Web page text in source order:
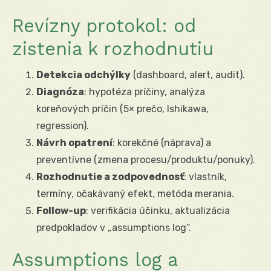
Revízny protokol: od
zistenia k rozhodnutiu
Detekcia odchýlky (dashboard, alert, audit).
Diagnóza: hypotéza príčiny, analýza
koreňových príčin (5× prečo, Ishikawa,
regression).
Návrh opatrení: korekčné (náprava) a
preventívne (zmena procesu/produktu/ponuky).
Rozhodnutie a zodpovednosť: vlastník,
termíny, očakávaný efekt, metóda merania.
Follow-up: verifikácia účinku, aktualizácia
predpokladov v „assumptions log“.
Assumptions log a